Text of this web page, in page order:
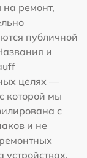
ремонт,
публичной
и
целях —
которой мы
с
и не